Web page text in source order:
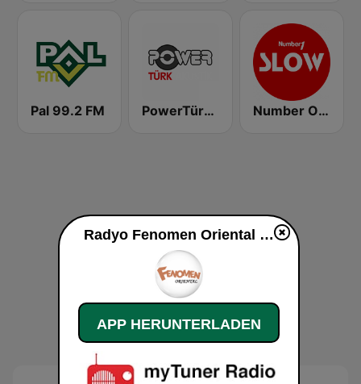
Pal 99.2 FM PowerTürk Akustik Number One Türk Slow FM
Radyo Fenomen Oriental live
APP HERUNTERLADEN